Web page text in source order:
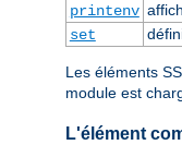
printenv
set
Les éléments
module est
L'élément